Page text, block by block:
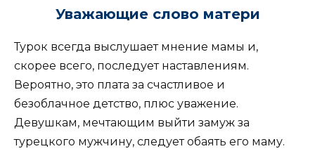
Уважающие слово матери
Турок всегда выслушает мнение мамы и,
скорее всего, последует наставлениям.
Вероятно, это плата за счастливое и
безоблачное детство, плюс уважение.
Девушкам, мечтающим выйти замуж за
турецкого мужчину, следует обаять его маму.